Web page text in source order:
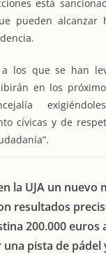
está
pueden alcanzar
a los que se han
en los
cívicas y de
la UJA un nuevo
resultados
200.000 euros
pista de pádel